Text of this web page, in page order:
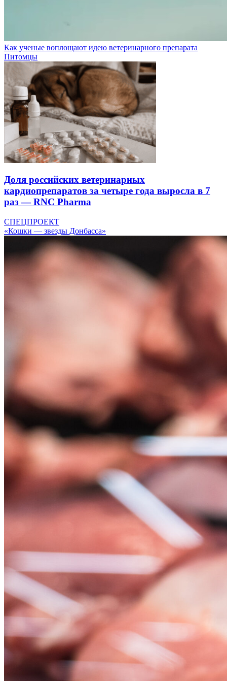
Как ученые воплощают идею ветеринарного препарата
Питомцы
Доля российских ветеринарных
кардиопрепаратов за четыре года выросла в 7
раз — RNC Pharma
СПЕЦПРОЕКТ
«Кошки — звезды Донбасса»